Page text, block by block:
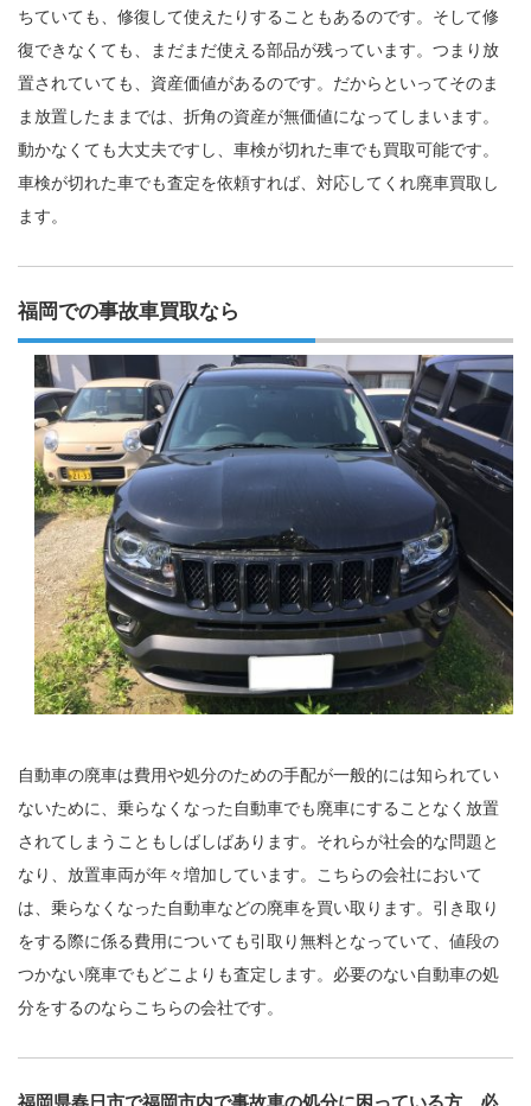
ちていても、修復して使えたりすることもあるのです。そして修
復できなくても、まだまだ使える部品が残っています。つまり放
置されていても、資産価値があるのです。だからといってそのま
ま放置したままでは、折角の資産が無価値になってしまいます。
動かなくても大丈夫ですし、車検が切れた車でも買取可能です。
車検が切れた車でも査定を依頼すれば、対応してくれ廃車買取し
ます。
福岡での事故車買取なら
自動車の廃車は費用や処分のための手配が一般的には知られてい
ないために、乗らなくなった自動車でも廃車にすることなく放置
されてしまうこともしばしばあります。それらが社会的な問題と
なり、放置車両が年々増加しています。こちらの会社において
は、乗らなくなった自動車などの廃車を買い取ります。引き取り
をする際に係る費用についても引取り無料となっていて、値段の
つかない廃車でもどこよりも査定します。必要のない自動車の処
分をするのならこちらの会社です。
福岡県春日市で福岡市内で事故車の処分に困っている方、必